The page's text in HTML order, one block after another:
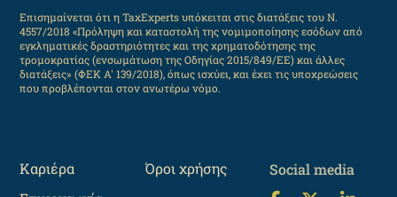
Επισημαίνεται ότι η TaxExperts υπόκειται στις διατάξεις του Ν.
4557/2018 «Πρόληψη και καταστολή της νομιμοποίησης εσόδων από
εγκληματικές δραστηριότητες και της χρηματοδότησης της
τρομοκρατίας (ενσωμάτωση της Οδηγίας 2015/849/ΕΕ) και άλλες
διατάξεις» (ΦΕΚ Α' 139/2018), όπως ισχύει, και έχει τις υποχρεώσεις
που προβλέπονται στον ανωτέρω νόμο.
Καριέρα
Όροι χρήσης Social media